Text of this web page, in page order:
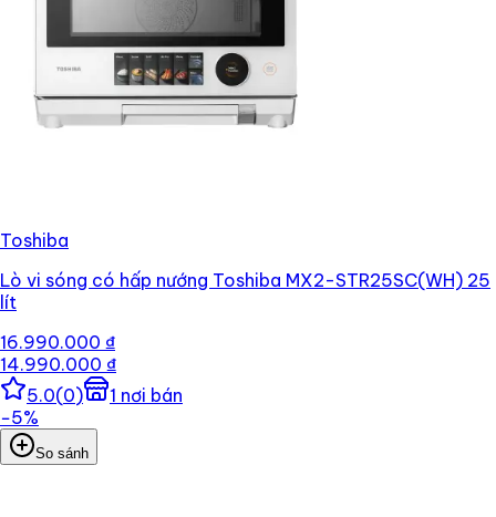
Toshiba
Lò vi sóng có hấp nướng Toshiba MX2-STR25SC(WH) 25
lít
16.990.000 ₫
14.990.000 ₫
5.0(0) 1 nơi bán
−5%
So sánh